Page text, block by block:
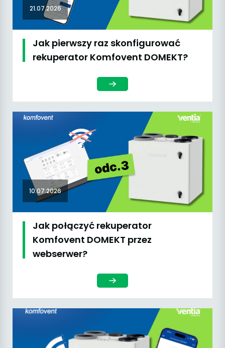
21.07.2026
Jak pierwszy raz skonfigurować
rekuperator Komfovent DOMEKT?
10.07.2026
Jak połączyć rekuperator
Komfovent DOMEKT przez
webserwer?